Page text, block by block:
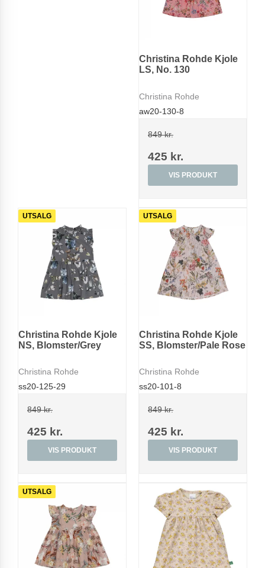
Christina Rohde Kjole
LS, No. 130
Christina Rohde
aw20-130-8
849 kr.
425 kr.
VIS PRODUKT
UTSALG
Christina Rohde Kjole
NS, Blomster/Grey
Christina Rohde
ss20-125-29
849 kr.
425 kr.
VIS PRODUKT
UTSALG
Christina Rohde Kjole
SS, Blomster/Pale Rose
Christina Rohde
ss20-101-8
849 kr.
425 kr.
VIS PRODUKT
UTSALG